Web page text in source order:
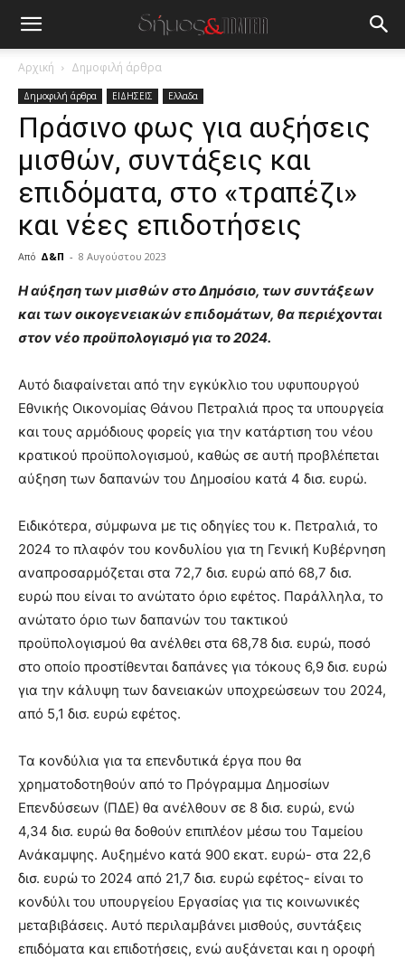
Αρχική Δημοφιλή άρθρα
Δημοφιλή άρθρα ΕΙΔΗΣΕΙΣ Ελλαδα
Πράσινο φως για αυξήσεις
μισθών, συντάξεις και
επιδόματα, στο «τραπέζι»
και νέες επιδοτήσεις
Από Δ&Π - 8 Αυγούστου 2023
blonde
lesbians
hot
show. desi
xxx
lyons
teaches
you
meaning
of
pain.
pornhun
hd
porn
Η αύξηση των μισθών στο Δημόσιο, των συντάξεων
και των οικογενειακών επιδομάτων, θα περιέχονται
στον νέο προϋπολογισμό για το 2024.
Αυτό διαφαίνεται από την εγκύκλιο του υφυπουργού
Εθνικής Οικονομίας Θάνου Πετραλιά προς τα υπουργεία
και τους αρμόδιους φορείς για την κατάρτιση του νέου
κρατικού προϋπολογισμού, καθώς σε αυτή προβλέπεται
αύξηση των δαπανών του Δημοσίου κατά 4 δισ. ευρώ.
Ειδικότερα, σύμφωνα με τις οδηγίες του κ. Πετραλιά, το
2024 το πλαφόν του κονδυλίου για τη Γενική Κυβέρνηση
αναπροσαρμόζεται στα 72,7 δισ. ευρώ από 68,7 δισ.
ευρώ που είναι το ανώτατο όριο εφέτος. Παράλληλα, το
ανώτατο όριο των δαπανών του τακτικού
προϋπολογισμού θα ανέλθει στα 68,78 δισ. ευρώ, ποσό
στο οποίο προστίθενται δαπάνες για τόκους 6,9 δισ. ευρώ
για την κάλυψη των δανειακών υποχρεώσεων του 2024,
από 5,1 δισ. ευρώ εφέτος.
Τα κονδύλια για τα επενδυτικά έργα που θα
χρηματοδοτηθούν από το Πρόγραμμα Δημοσίων
Επενδύσεων (ΠΔΕ) θα ανέλθουν σε 8 δισ. ευρώ, ενώ
4,34 δισ. ευρώ θα δοθούν επιπλέον μέσω του Ταμείου
Ανάκαμψης. Αυξημένο κατά 900 εκατ. ευρώ- στα 22,6
δισ. ευρώ το 2024 από 21,7 δισ. ευρώ εφέτος- είναι το
κονδύλι του υπουργείου Εργασίας για τις κοινωνικές
μεταβιβάσεις. Αυτό περιλαμβάνει μισθούς, συντάξεις
επιδόματα και επιδοτήσεις, ενώ αυξάνεται και η οροφή